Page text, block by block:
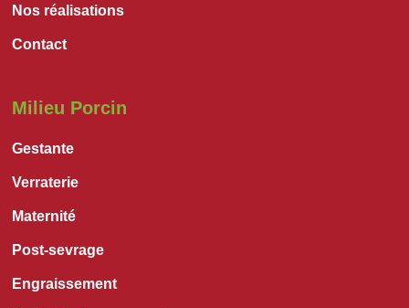
Nos réalisations
Contact
Milieu Porcin
Gestante
Verraterie
Maternité
Post-sevrage
Engraissement